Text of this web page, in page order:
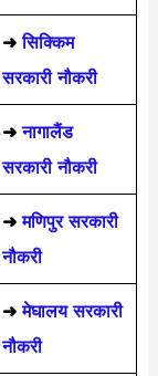
➜ सिक्किम
सरकारी नौकरी
➜ नागालैंड
सरकारी नौकरी
➜ मणिपुर सरकारी
नौकरी
➜ मेघालय सरकारी
नौकरी